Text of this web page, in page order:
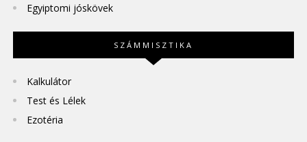
Egyiptomi jóskövek
SZÁMMISZTIKA
Kalkulátor
Test és Lélek
Ezotéria